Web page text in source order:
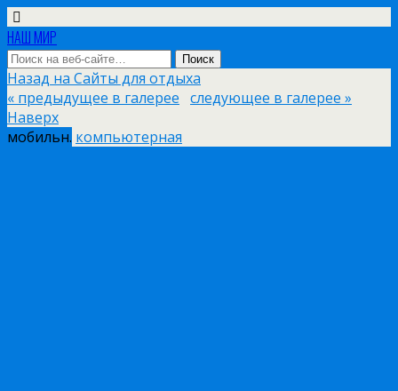
НАШ МИР
Назад на Сайты для отдыха
« предыдущее в галерее следующее в галерее »
Наверх
мобильн. компьютерная